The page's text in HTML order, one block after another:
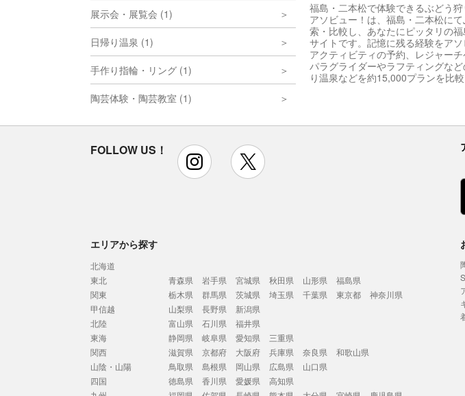
展示会・展覧会 (1)
日帰り温泉 (1)
手作り指輪・リング (1)
陶芸体験・陶芸教室 (1)
福島・二本松で体験できるぶどう狩
アソビュー！は、福島・二本松に
索・比較し、あなたにピッタリの
サイトです。記憶に残る経験をア
アクティビティの予約、レジャー
パラグライダーやラフティングな
り温泉などを約15,000プランを比
FOLLOW US！ instagram
エリアから探す
北海道
東北
青森県 岩手県 宮城県 秋田県 山形県
福島県
関東
栃木県 群馬県 茨城県 埼玉県 千葉県 東京都
神奈川県
甲信越
山梨県 長野県
新潟県
北陸
富山県 石川県
福井県
東海
静岡県 岐阜県 愛知県
三重県
関西
滋賀県 京都府 大阪府 兵庫県 奈良県
和歌山県
山陰・山陽
鳥取県 島根県 岡山県 広島県
山口県
四国
徳島県 香川県 愛媛県
高知県